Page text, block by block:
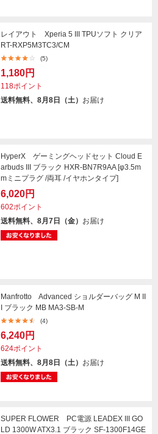
レイアウト Xperia 5 III TPUソフト クリア
RT-RXP5M3TC3/CM
(5)
1,180円
118ポイント
送料無料、8月8日（土） お届け
HyperX ゲーミングヘッドセット Cloud E
arbuds III ブラック HXR-BN7R9AA [φ3.5m
mミニプラグ /両耳 /イヤホンタイプ]
6,020円
602ポイント
送料無料、8月7日（金） お届け
Manfrotto Advanced ショルダーバッグ M II
I ブラック MB MA3-SB-M
(4)
6,240円
624ポイント
送料無料、8月8日（土） お届け
SUPER FLOWER PC電源 LEADEX III GO
LD 1300W ATX3.1 ブラック SF-1300F14GE